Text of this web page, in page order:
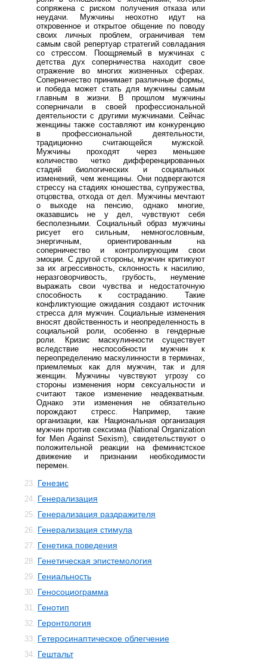
сопряжена с риском получения отказа или
неудачи. Мужчины неохотно идут на
откровенное и открытое общение по поводу
своих личных проблем, ограничивая тем
самым свой репертуар стратегий совладания
со стрессом. Поощряемый в мужчинах с
детства дух соперничества находит свое
отражение во многих жизненных сферах.
Соперничество принимает различные формы,
и победа может стать для мужчины самым
главным в жизни. В прошлом мужчины
соперничали в своей профессиональной
деятельности с другими мужчинами. Сейчас
женщины также составляют им конкуренцию
в профессиональной деятельности,
традиционно считающейся мужской.
Мужчины проходят через меньшее
количество четко дифференцированных
стадий биологических и социальных
изменений, чем женщины. Они подвергаются
стрессу на стадиях юношества, супружества,
отцовства, отхода от дел. Мужчины мечтают
о выходе на пенсию, однако многие,
оказавшись не у дел, чувствуют себя
бесполезными. Социальный образ мужчины
рисует его сильным, немногословным,
энергичным, ориентированным на
соперничество и контролирующим свои
эмоции. С другой стороны, мужчин критикуют
за их агрессивность, склонность к насилию,
неразговорчивость, грубость, неумение
выражать свои чувства и недостаточную
способность к состраданию. Такие
конфликтующие ожидания создают источник
стресса для мужчин. Социальные изменения
вносят двойственность и неопределенность в
социальной роли, особенно в гендерные
роли. Кризис маскулинности существует
вследствие неспособности мужчин к
переопределению маскулинности в терминах,
приемлемых как для мужчин, так и для
женщин. Мужчины чувствуют угрозу со
стороны изменения норм сексуальности и
считают такое изменение неадекватным.
Однако эти изменения не обязательно
порождают стресс. Например, такие
организации, как Национальная организация
мужчин против сексизма (National Organization
for Men Against Sexism), свидетельствуют о
положительной реакции на феминистское
движение и признании необходимости
перемен.
23. Генезис
24. Генерализация
25. Генерализация раздражителя
26. Генерализация стимула
27. Генетика поведения
28. Генетическая эпистемология
29. Гениальность
30. Геносоциограмма
31. Генотип
32. Геронтология
33. Гетеросинаптическое облегчение
34. Гештальт